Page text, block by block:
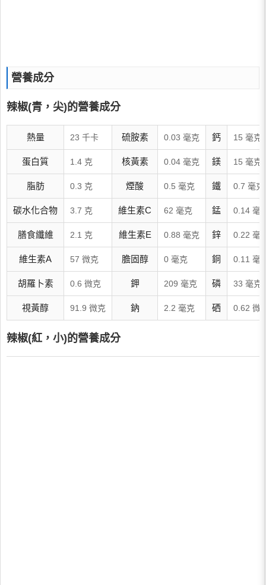
營養成分
辣椒(青，尖)的營養成分
熱量 23 千卡 硫胺素 0.03 毫克 鈣 15 毫克
蛋白質 1.4 克 核黃素 0.04 毫克 鎂 15 毫克
脂肪 0.3 克 煙酸 0.5 毫克 鐵 0.7 毫克
碳水化合物 3.7 克 維生素C 62 毫克 錳 0.14 毫
膳食纖維 2.1 克 維生素E 0.88 毫克 鋅 0.22 毫
維生素A 57 微克 膽固醇 0 毫克 銅 0.11 毫
胡羅卜素 0.6 微克 鉀 209 毫克 磷 33 毫克
視黃醇 91.9 微克 鈉 2.2 毫克 硒 0.62 微
辣椒(紅，小)的營養成分